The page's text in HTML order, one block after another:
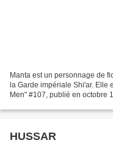
Manta est un personnage de
la Garde impériale Shi'ar. Elle
Men" #107, publié en octobre
HUSSAR